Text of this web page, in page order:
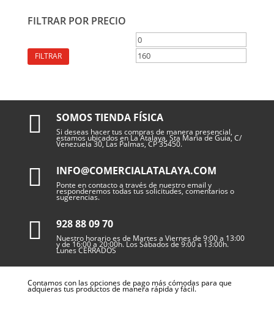
FILTRAR POR PRECIO
Precio
mínimo
FILTRAR
 SOMOS TIENDA FÍSICA
Si deseas hacer tus compras de manera presencial,
estamos ubicados en La Atalaya, Sta Maria de Guia, C/
Venezuela 30, Las Palmas, CP 35450.
 INFO@COMERCIALATALAYA.COM
Ponte en contacto a través de nuestro email y
responderemos todas tus solicitudes, comentarios o
sugerencias.
 928 88 09 70
Nuestro horario es de Martes a Viernes de 9:00 a 13:00
y de 16:00 a 20:00h. Los Sábados de 9:00 a 13:00h.
Lunes CERRADOS
Contamos con las opciones de pago más cómodas para que
adquieras tus productos de manera rápida y fácil.